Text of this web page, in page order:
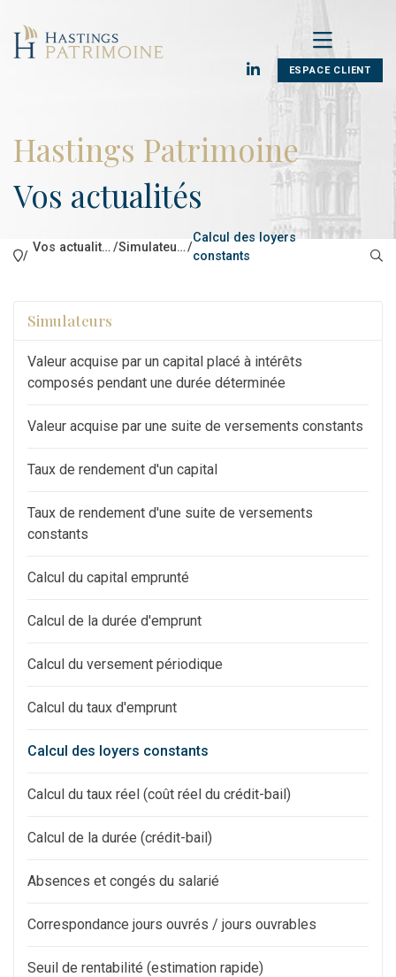
ESPACE CLIENT
Hastings Patrimoine
Vos actualités
/
Vos actualités / Simulateurs/
Calcul des loyers
constants
Simulateurs
Valeur acquise par un capital placé à intérêts
composés pendant une durée déterminée
Valeur acquise par une suite de versements constants
Taux de rendement d'un capital
Taux de rendement d'une suite de versements
constants
Calcul du capital emprunté
Calcul de la durée d'emprunt
Calcul du versement périodique
Calcul du taux d'emprunt
Calcul des loyers constants
Calcul du taux réel (coût réel du crédit-bail)
Calcul de la durée (crédit-bail)
Absences et congés du salarié
Correspondance jours ouvrés / jours ouvrables
Seuil de rentabilité (estimation rapide)